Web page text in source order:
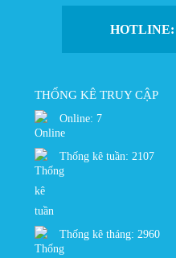
THỐNG KÊ TRUY CẬP
Online: 7
Thống kê tuần: 2107
Thống kê tháng: 2960